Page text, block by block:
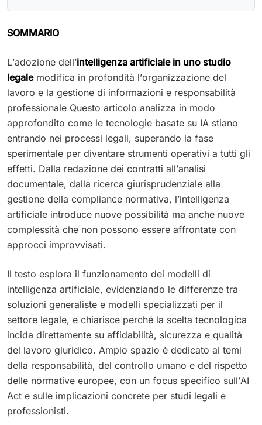
SOMMARIO
L’adozione dell’intelligenza artificiale in uno studio
legalemodifica in profondità l’organizzazione del
lavoro e la gestione di informazioni e responsabilità
professionale Questo articolo analizza in modo
approfondito come le tecnologie basate su IA stiano
entrando nei processi legali, superando la fase
sperimentale per diventare strumenti operativi a tutti gli
effetti. Dalla redazione dei contratti all’analisi
documentale, dalla ricerca giurisprudenziale alla
gestione della compliance normativa, l’intelligenza
artificiale introduce nuove possibilità ma anche nuove
complessità che non possono essere affrontate con
approcci improvvisati.
Il testo esplora il funzionamento dei modelli di
intelligenza artificiale, evidenziando le differenze tra
soluzioni generaliste e modelli specializzati per il
settore legale, e chiarisce perché la scelta tecnologica
incida direttamente su affidabilità, sicurezza e qualità
del lavoro giuridico. Ampio spazio è dedicato ai temi
della responsabilità, del controllo umano e del rispetto
delle normative europee, con un focus specifico sull’AI
Act e sulle implicazioni concrete per studi legali e
professionisti.